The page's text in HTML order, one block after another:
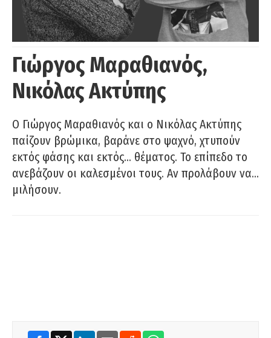
Γιώργος Μαραθιανός,
Νικόλας Ακτύπης
Ο Γιώργος Μαραθιανός και ο Νικόλας Ακτύπης
παίζουν βρώμικα, βαράνε στο ψαχνό, χτυπούν
εκτός φάσης και εκτός… θέματος. Το επίπεδο το
ανεβάζουν οι καλεσμένοι τους. Αν προλάβουν να…
μιλήσουν.